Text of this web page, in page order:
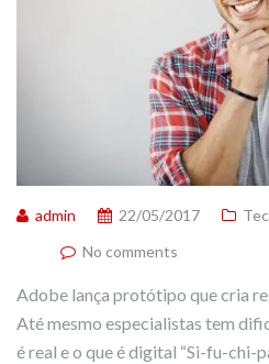
admin 22/05/2017
No comments
Adobe lança protótipo que cria
Até mesmo especialistas tem
é real e o que é digital “Si-fu-chi-